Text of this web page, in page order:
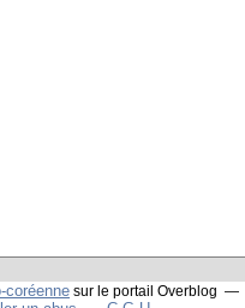
coréenne sur le portail Overblog